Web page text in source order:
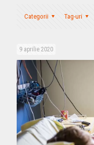
Categorii Tag-uri
9 aprilie 2020